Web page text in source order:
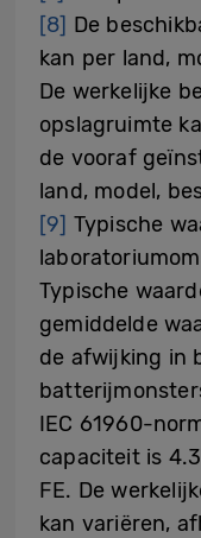
[8] De
kan per land,
De werkelijke
opslagruimte
de vooraf
land, model,
[9] Typische
Typische
gemiddelde
de afwijking in
IEC 61960-
capaciteit is
FE. De
kan variëren,